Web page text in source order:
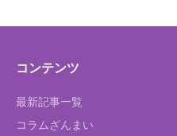
コンテンツ
最新記事一覧
コラムざんまい